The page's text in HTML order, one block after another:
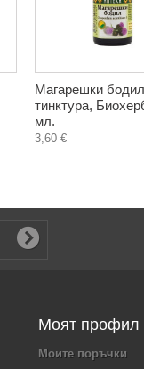
Магарешки
тинктура,
мл.
3,60 €
Моят профил
Моите поръчки